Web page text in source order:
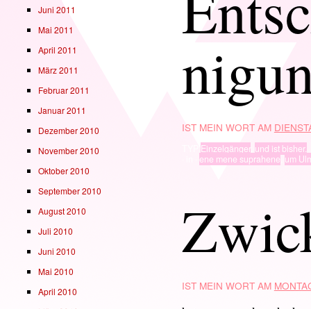
IST MEIN WORT AM
Einzelgänger, und ist bisher.
ene mene suprahene,um
IST MEIN WORT AM
Juni 2011
Mai 2011
April 2011
März 2011
Februar 2011
Januar 2011
Dezember 2010
November 2010
Oktober 2010
September 2010
August 2010
Juli 2010
Juni 2010
Mai 2010
April 2010